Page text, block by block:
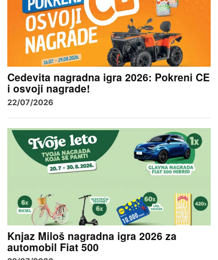
Cedevita nagradna igra 2026: Pokreni CE
i osvoji nagrade!
22/07/2026
Knjaz Miloš nagradna igra 2026 za
automobil Fiat 500